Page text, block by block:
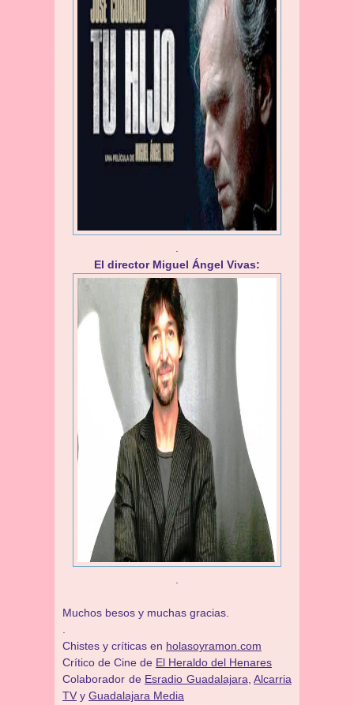
El director Miguel Ángel Vivas:
Muchos besos y muchas gracias.
Chistes y críticas en holasoyramon.com
Crítico de Cine de El Heraldo del Henares
​​Colaborador de Esradio Guadalajara Alcarria
TV y Guadalajara Media